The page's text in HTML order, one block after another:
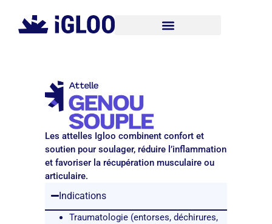
Les attelles Igloo combinent confort et
soutien pour soulager, réduire l’inflammation
et favoriser la récupération musculaire ou
articulaire.
Indications
Traumatologie (entorses, déchirures,